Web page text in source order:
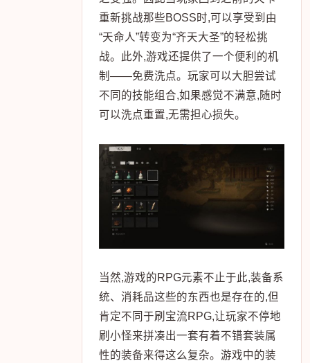
重新挑战那些BOSS时,可以享受到由
“天命人”转变为“齐天大圣”的轻松挑
战。此外,游戏还提供了一个便利的机
制——免费洗点。玩家可以大胆尝试
不同的技能组合,如果感觉不满意,随时
可以洗点重置,无需担心损失。
当然,游戏的RPG元素不止于此,装备系
统、消耗品这些的东西也是存在的,但
肯定不同于刷宝流RPG,让玩家不停地
刷小怪来拼凑出一套有着不错套装属
性的装备来得这么复杂。游戏中的装